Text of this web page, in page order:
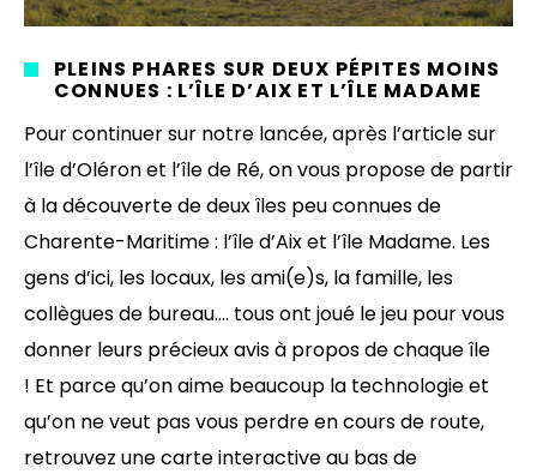
PLEINS PHARES SUR DEUX PÉPITES MOINS
CONNUES : L’ÎLE D’AIX ET L’ÎLE MADAME
Pour continuer sur notre lancée, après l’article sur
l’île d’Oléron et l’île de Ré, on vous propose de partir
à la découverte de deux îles peu connues de
Charente-Maritime : l’île d’Aix et l’île Madame. Les
gens d’ici, les locaux, les ami(e)s, la famille, les
collègues de bureau…. tous ont joué le jeu pour vous
donner leurs précieux avis à propos de chaque île
! Et parce qu’on aime beaucoup la technologie et
qu’on ne veut pas vous perdre en cours de route,
retrouvez une carte interactive au bas de